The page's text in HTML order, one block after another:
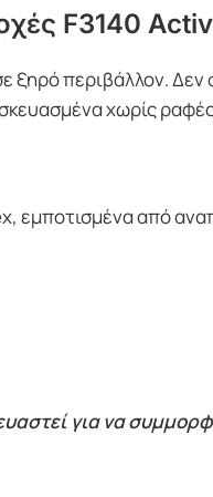
F3140
ξηρό περιβάλλον.
χωρίς
εμποτισμένα από
για να